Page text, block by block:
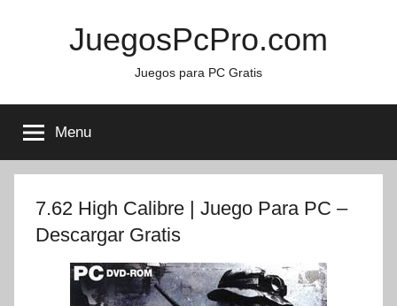
JuegosPcPro.com
Juegos para PC Gratis
Menu
7.62 High Calibre | Juego Para PC –
Descargar Gratis